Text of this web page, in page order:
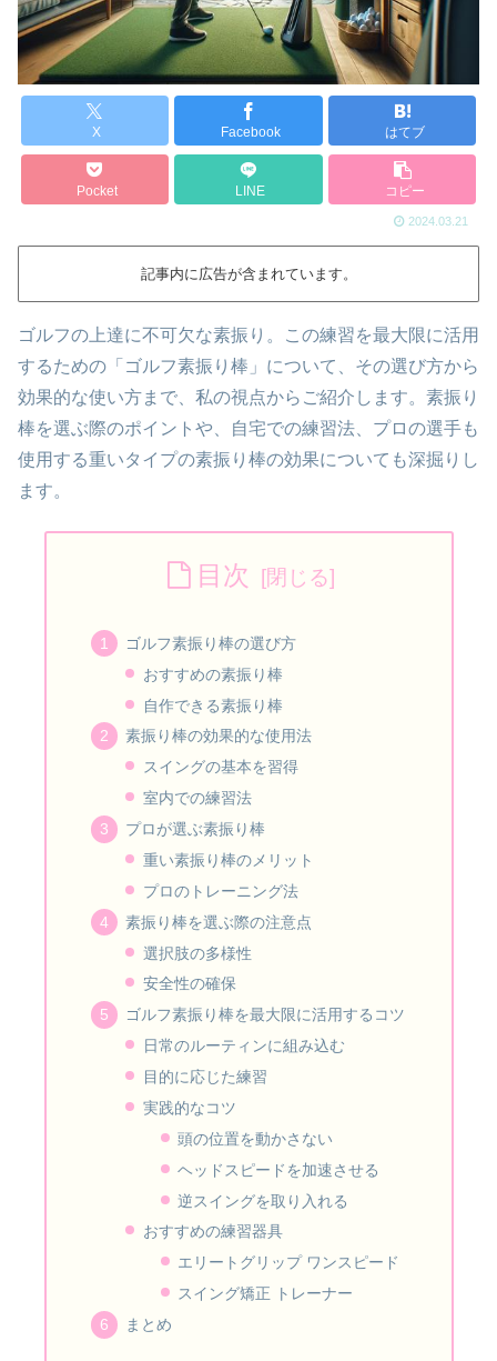
X Facebook はてブ
Pocket LINE コピー
2024.03.21
記事内に広告が含まれています。
ゴルフの上達に不可欠な素振り。この練習を最大限に活用
するための「ゴルフ素振り棒」について、その選び方から
効果的な使い方まで、私の視点からご紹介します。素振り
棒を選ぶ際のポイントや、自宅での練習法、プロの選手も
使用する重いタイプの素振り棒の効果についても深掘りし
ます。
目次
ゴルフ素振り棒の選び方
おすすめの素振り棒
自作できる素振り棒
素振り棒の効果的な使用法
スイングの基本を習得
室内での練習法
プロが選ぶ素振り棒
重い素振り棒のメリット
プロのトレーニング法
素振り棒を選ぶ際の注意点
選択肢の多様性
安全性の確保
ゴルフ素振り棒を最大限に活用するコツ
日常のルーティンに組み込む
目的に応じた練習
実践的なコツ
頭の位置を動かさない
ヘッドスピードを加速させる
逆スイングを取り入れる
おすすめの練習器具
エリートグリップ ワンスピード
スイング矯正 トレーナー
まとめ